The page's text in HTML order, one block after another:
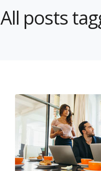
All posts